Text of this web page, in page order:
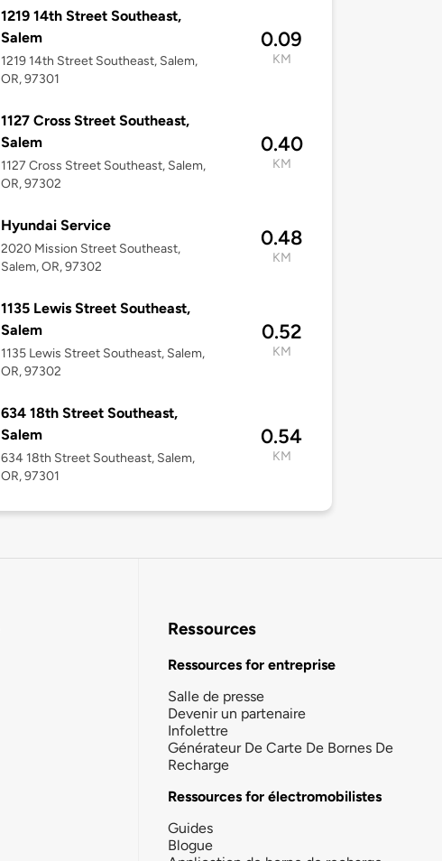
1219 14th Street Southeast,
Salem
1219 14th Street Southeast, Salem,
OR, 97301
0.09
KM
1127 Cross Street Southeast,
Salem
1127 Cross Street Southeast, Salem,
OR, 97302
0.40
KM
Hyundai Service
2020 Mission Street Southeast,
Salem, OR, 97302
0.48
KM
1135 Lewis Street Southeast,
Salem
1135 Lewis Street Southeast, Salem,
OR, 97302
0.52
KM
634 18th Street Southeast,
Salem
634 18th Street Southeast, Salem,
OR, 97301
0.54
KM
Ressources
Ressources for entreprise
Salle de presse
Devenir un partenaire
Infolettre
Générateur De Carte De Bornes De
Recharge
Ressources for électromobilistes
Guides
Blogue